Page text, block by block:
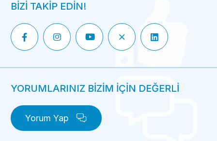
BİZİ TAKİP EDİN!
YORUMLARINIZ BİZİM İÇİN DEĞERLİ
Yorum Yap